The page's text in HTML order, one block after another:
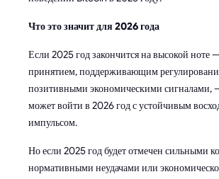
Что это значит для 2026 года
Если 2025 год закончится на высокой ноте
принятием, поддерживающим
позитивными экономическими сигналами,
может войти в 2026 год с устойчивым
импульсом.
Но если 2025 год будет отмечен сильными
нормативными неудачами или